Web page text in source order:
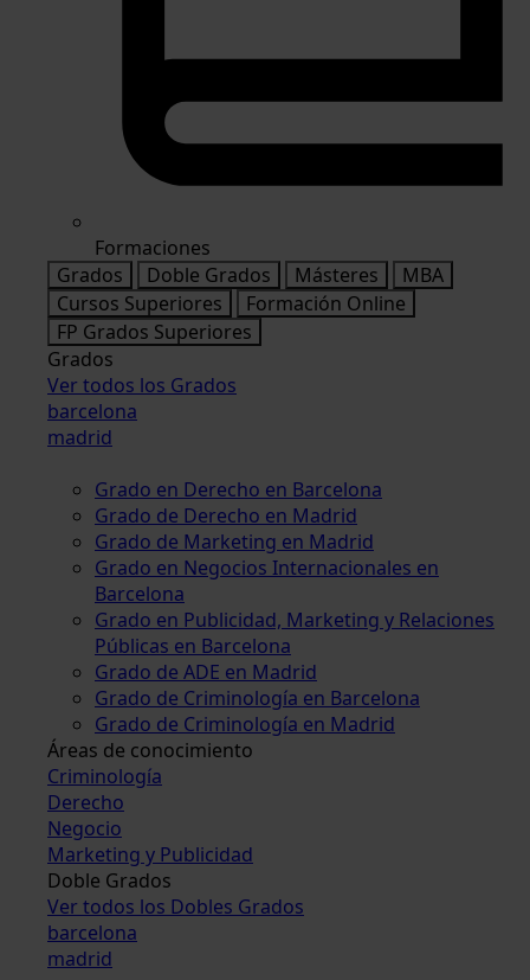
Formaciones
Grados
Doble Grados Másteres
MBA
Cursos Superiores
Formación Online
FP Grados Superiores
Grados
Ver todos los Grados
barcelona
madrid
Grado en Derecho en Barcelona
Grado de Derecho en Madrid
Grado de Marketing en Madrid
Grado en Negocios Internacionales en
Barcelona
Grado en Publicidad, Marketing y Relaciones
Públicas en Barcelona
Grado de ADE en Madrid
Grado de Criminología en Barcelona
Grado de Criminología en Madrid
Áreas de conocimiento
Criminología
Derecho
Negocio
Marketing y Publicidad
Doble Grados
Ver todos los Dobles Grados
barcelona
madrid